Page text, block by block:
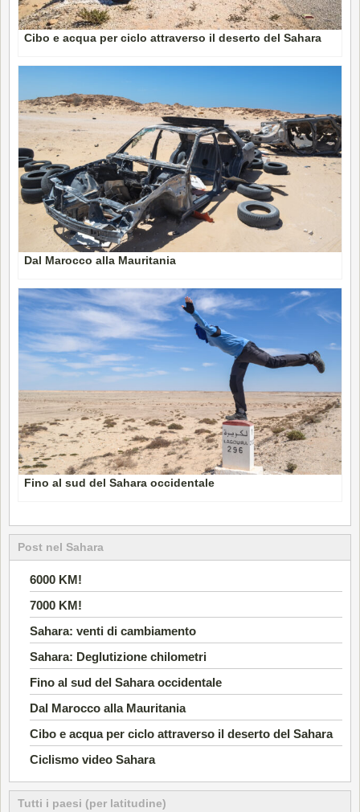
Cibo e acqua per ciclo attraverso il deserto del Sahara
Dal Marocco alla Mauritania
Fino al sud del Sahara occidentale
Post nel Sahara
6000 KM!
7000 KM!
Sahara: venti di cambiamento
Sahara: Deglutizione chilometri
Fino al sud del Sahara occidentale
Dal Marocco alla Mauritania
Cibo e acqua per ciclo attraverso il deserto del Sahara
Ciclismo video Sahara
Tutti i paesi (per latitudine)